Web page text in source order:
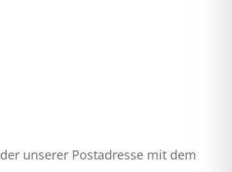
unserer Postadresse mit dem